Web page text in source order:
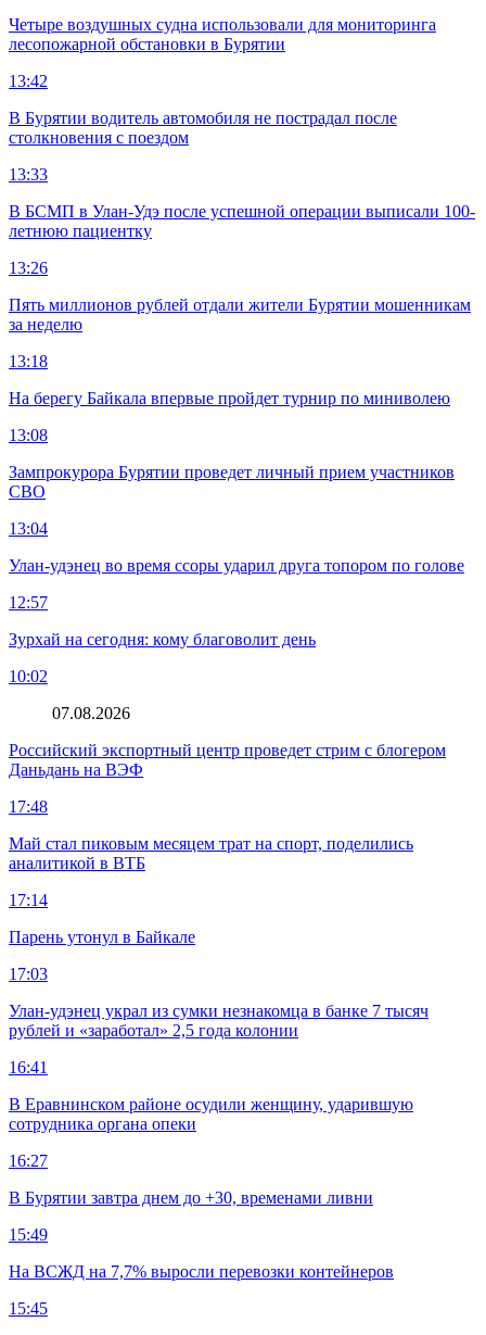
Четыре воздушных судна использовали для мониторинга
лесопожарной обстановки в Бурятии
13:42
В Бурятии водитель автомобиля не пострадал после
столкновения с поездом
13:33
В БСМП в Улан-Удэ после успешной операции выписали 100-
летнюю пациентку
13:26
Пять миллионов рублей отдали жители Бурятии мошенникам
за неделю
13:18
На берегу Байкала впервые пройдет турнир по миниволею
13:08
Зампрокурора Бурятии проведет личный прием участников
СВО
13:04
Улан-удэнец во время ссоры ударил друга топором по голове
12:57
Зурхай на сегодня: кому благоволит день
10:02
07.08.2026
Российский экспортный центр проведет стрим с блогером
Даньдань на ВЭФ
17:48
Май стал пиковым месяцем трат на спорт, поделились
аналитикой в ВТБ
17:14
Парень утонул в Байкале
17:03
Улан-удэнец украл из сумки незнакомца в банке 7 тысяч
рублей и «заработал» 2,5 года колонии
16:41
В Еравнинском районе осудили женщину, ударившую
сотрудника органа опеки
16:27
В Бурятии завтра днем до +30, временами ливни
15:49
На ВСЖД на 7,7% выросли перевозки контейнеров
15:45